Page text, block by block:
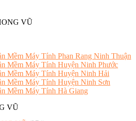
VŨ
Mềm Máy Tính Phan Rang Ninh Thuận
Mềm Máy Tính Huyện Ninh Phước
Mềm Máy Tính Huyện Ninh Hải
Mềm Máy Tính Huyện Ninh Sơn
Mềm Máy Tính Hà Giang
VŨ